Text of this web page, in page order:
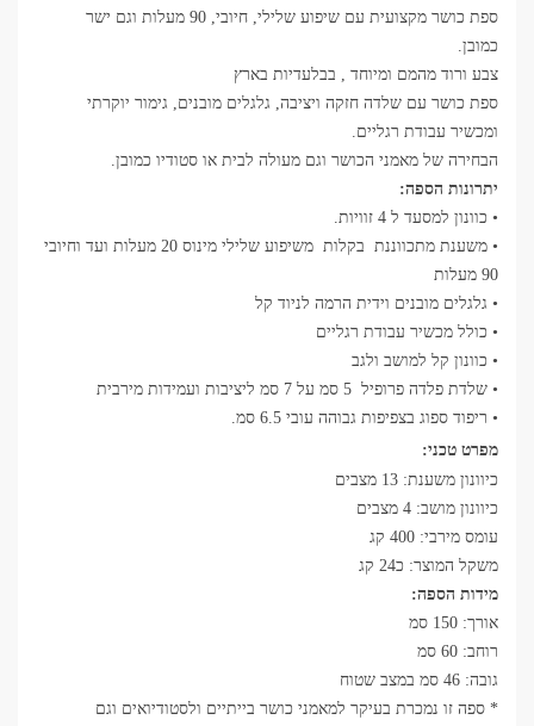
ספת כושר מקצועית עם שיפוע שלילי, חיובי, 90 מעלות וגם ישר
כמובן.
צבע ורוד מהמם ומיוחד , בבלעדיות בארץ
ספת כושר עם שלדה חזקה ויציבה, גלגלים מובנים, גימור יוקרתי
ומכשיר עבודת רגליים.
הבחירה של מאמני הכושר וגם מעולה לבית או סטודיו כמובן.
יתרונות הספה:
• כוונון למסעד ל 4 זוויות.
• משענת מתכווננת בקלות משיפוע שלילי מינוס 20 מעלות ועד וחיובי
90 מעלות
• גלגלים מובנים וידית הרמה לניוד קל
• כולל מכשיר עבודת רגליים
• כוונון קל למושב ולגב
• שלדת פלדה פרופיל 5 סמ על 7 סמ ליציבות ועמידות מירבית
• ריפוד ספוג בצפיפות גבוהה עובי 6.5 סמ.
מפרט טכני:
כיוונון משענת: 13 מצבים
כיוונון מושב: 4 מצבים
עומס מירבי: 400 קג
משקל המוצר: כ24 קג
מידות הספה:
אורך: 150 סמ
רוחב: 60 סמ
גובה: 46 סמ במצב שטוח
* ספה זו נמכרת בעיקר למאמני כושר בייתיים ולסטודיואים וגם